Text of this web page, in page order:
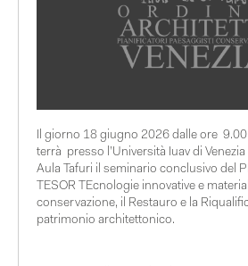
Il giorno 18 giugno 2026 dalle ore 9.00
terrà presso l’Università Iuav di
Aula Tafuri il seminario conclusivo del
TESOR TEcnologie innovative e
conservazione, il Restauro e la
patrimonio architettonico.